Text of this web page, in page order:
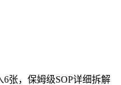
张，保姆级SOP详细拆解